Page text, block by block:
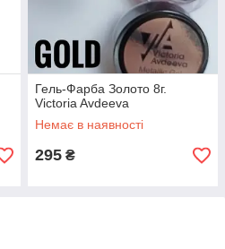
Гель-Фарба Золото 8г.
Victoria Avdeeva
Немає в наявності
295 ₴